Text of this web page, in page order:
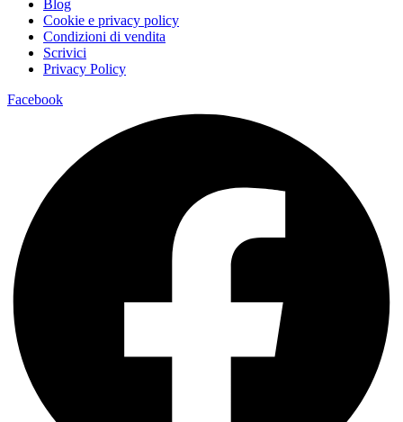
Blog
Cookie e privacy policy
Condizioni di vendita
Scrivici
Privacy Policy
Facebook